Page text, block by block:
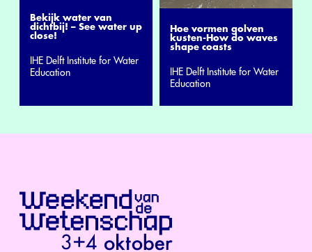
Bekijk water van
dichtbij! – See water up
close!
IHE Delft Institute for Water
Education
Hoe vormen golven
kusten-How do waves
shape coasts
IHE Delft Institute for Water
Education